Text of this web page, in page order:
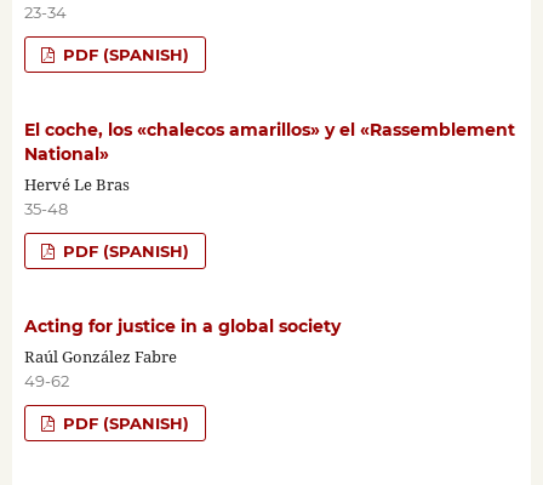
23-34
PDF (SPANISH)
El coche, los «chalecos amarillos» y el «Rassemblement
National»
Hervé Le Bras
35-48
PDF (SPANISH)
Acting for justice in a global society
Raúl González Fabre
49-62
PDF (SPANISH)